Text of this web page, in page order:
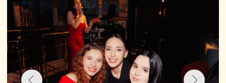
где гастрономия и искусство сливаются
в одно целое, включает три заведения
с разными атмосферными концепциями:
Kitchen(Меридианная, 1)
Krylovka
(Краснококшайская, 52)
Atlantis(Шоссейная, 57)
Сеть ресторанов1st Gallery предлагает